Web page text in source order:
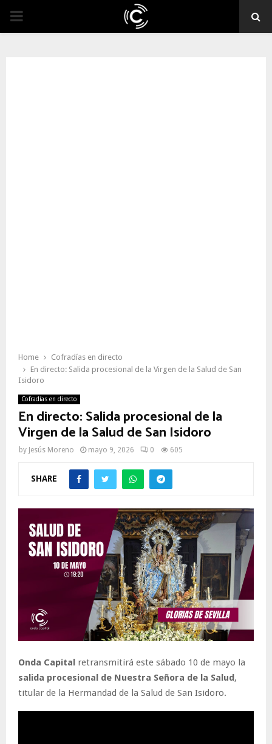
PRIMARY
Home
Cofradías en directo
En directo: Salida procesional de la Virgen de la Salud de San
Isidoro
Cofradías en directo
En directo: Salida procesional de la
Virgen de la Salud de San Isidoro
by Jesús Moreno mayo 9, 2026 0 605
SHARE
Onda Capital retransmitirá este sábado 10 de mayo la
salida procesional de Nuestra Señora de la Salud,
titular de la Hermandad de la Salud de San Isidoro.